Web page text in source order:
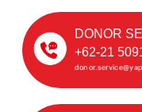
DONOR
+62-21